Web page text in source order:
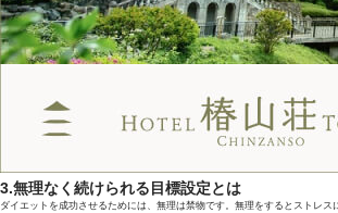
3.無理なく続けられる目標設定とは
ダイエットを成功させるためには、無理は禁物です。無理をするとストレ